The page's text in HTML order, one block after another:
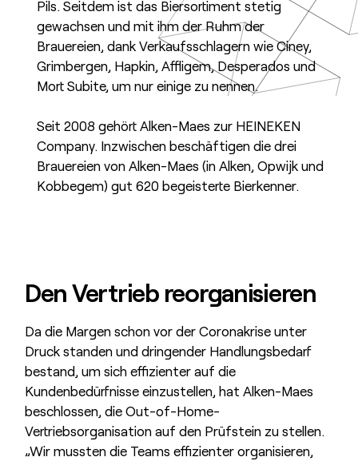
Pils. Seitdem ist das Biersortiment stetig
gewachsen und mit ihm der Ruhm der
Brauereien, dank Verkaufsschlagern wie Ciney,
Grimbergen, Hapkin, Affligem, Desperados und
Mort Subite, um nur einige zu nennen.
Seit 2008 gehört Alken-Maes zur HEINEKEN
Company. Inzwischen beschäftigen die drei
Brauereien von Alken-Maes (in Alken, Opwijk und
Kobbegem) gut 620 begeisterte Bierkenner.
Den Vertrieb reorganisieren
Da die Margen schon vor der Coronakrise unter
Druck standen und dringender Handlungsbedarf
bestand, um sich effizienter auf die
Kundenbedürfnisse einzustellen, hat Alken-Maes
beschlossen, die Out-of-Home-
Vertriebsorganisation auf den Prüfstein zu stellen.
„Wir mussten die Teams effizienter organisieren,